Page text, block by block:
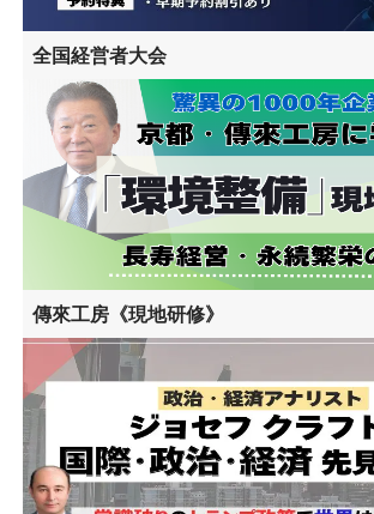
はじめての方へ
ご相談・お見積
全国経営者大会
傳來工房《現地研修》